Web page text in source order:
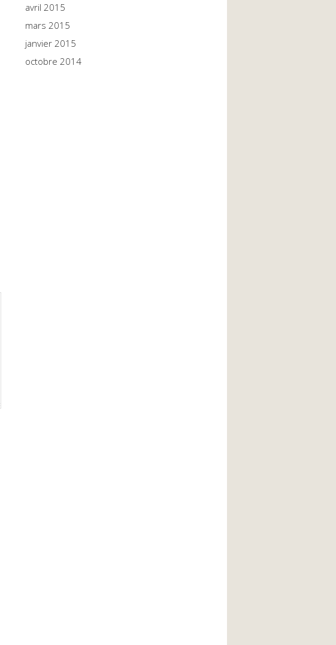
avril 2015
mars 2015
janvier 2015
octobre 2014